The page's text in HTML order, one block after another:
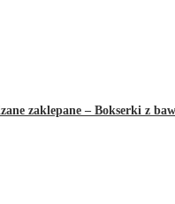
zaklepane – Bokserki z